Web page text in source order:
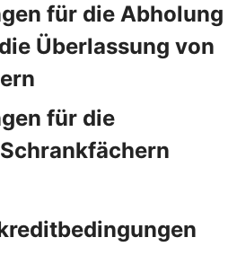
für die Abholung
Überlassung von
für die